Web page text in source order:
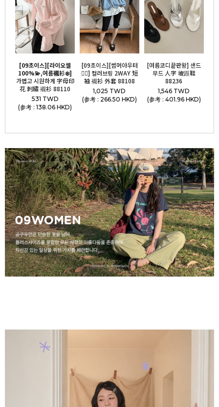
[09초이스][라이오셀
100%💫,여름襯衫❄️]
가볍고 시원하게 字母印
花 刺繡 襯衫 88110
531 TWD
(参考 : 138.06 HKD)
[09초이스][썸머아우터
👍🏻] 컬러브링 2WAY 短
袖 襯衫 外套 88108
1,025 TWD
(参考 : 266.50 HKD)
[여름코디끝판왕] 샌드
무드 人字 坡跟鞋
88236
1,546 TWD
(参考 : 401.96 HKD)